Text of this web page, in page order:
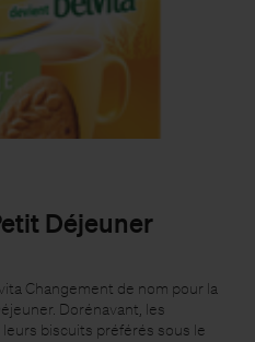
Déjeuner
Changement de nom pour la
Dorénavant, les
biscuits préférés sous le